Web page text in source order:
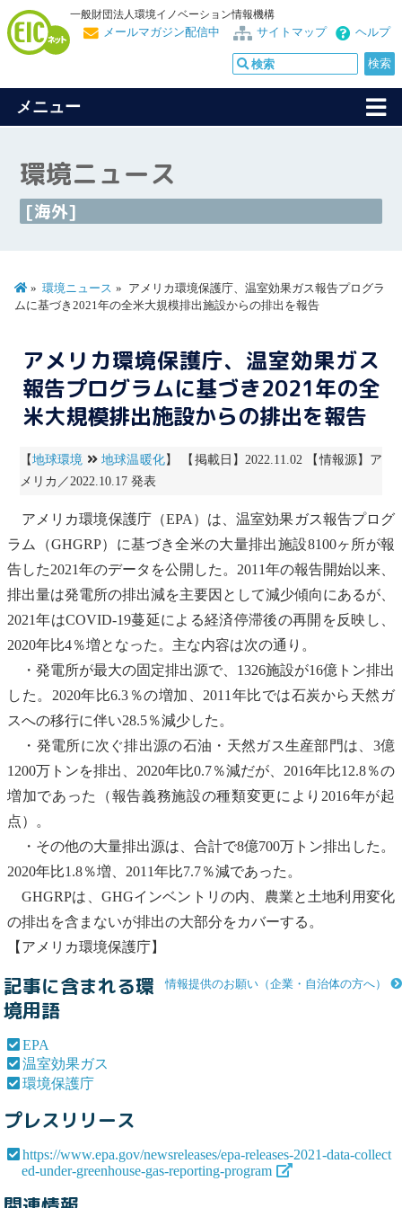
一般財団法人環境イノベーション情報機構
ヘルプ
サイトマップ
メールマガジン配信中
メニュー
環境ニュース
[海外]
環境ニュース
アメリカ環境保護庁、温室効果ガス報告プログラ
ムに基づき2021年の全米大規模排出施設からの排出を報告
アメリカ環境保護庁、温室効果ガス
報告プログラムに基づき2021年の全
米大規模排出施設からの排出を報告
【地球環境 地球温暖化】 【掲載日】2022.11.02 【情報源】ア
メリカ／2022.10.17 発表
アメリカ環境保護庁（EPA ）は、温室効果ガス報告プログ
ラム（GHGRP）に基づき全米の大量排出施設8100ヶ所が報
告した2021年のデータを公開した。2011年の報告開始以来、
排出量は発電所の排出減を主要因として減少傾向にあるが、
2021年はCOVID-19蔓延による経済停滞後の再開を反映し、
2020年比4％増となった。主な内容は次の通り。
・発電所が最大の固定排出源で、1326施設が16億トン排出
した。2020年比6.3％の増加、2011年比では石炭から天然ガ
スへの移行に伴い28.5％減少した。
・発電所に次ぐ排出源の石油・天然ガス生産部門は、3億
1200万トンを排出、2020年比0.7％減だが、2016年比12.8％の
増加であった（報告義務施設の種類変更により2016年が起
点）。
・その他の大量排出源は、合計で8億700万トン排出した。
2020年比1.8％増、2011年比7.7％減であった。
GHGRPは、GHGインベントリの内、農業と土地利用変化
の排出を含まないが排出の大部分をカバーする。
【アメリカ環境保護庁】
情報提供のお願い（企業・自治体の方へ）
記事に含まれる環
境用語
EPA
温室効果ガス
環境保護庁
プレスリリース
https://www.epa.gov/newsreleases/epa-releases-2021-data-collect
ed-under-greenhouse-gas-reporting-program